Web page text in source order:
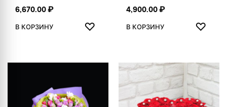
6,670.00₽
В КОРЗИНУ ♡
ДОБАВИТЬ В ИЗБРАННОЕ
4,900.00₽
В КОРЗИНУ ♡